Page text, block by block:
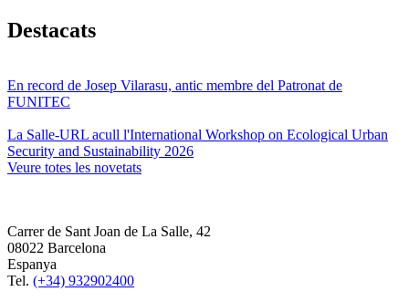
Destacats
En record de Josep Vilarasu, antic membre del Patronat de
FUNITEC
La Salle-URL acull l'International Workshop on Ecological Urban
Security and Sustainability 2026
Veure totes les novetats
Carrer de Sant Joan de La Salle, 42
08022 Barcelona
Espanya
Tel. (+34) 932902400